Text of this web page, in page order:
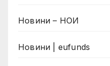
Новини – НОИ
Новини | eufunds